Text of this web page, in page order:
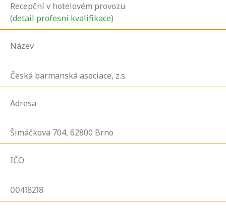
Recepční v hotelovém provozu
(detail profesní kvalifikace)
Název
Česká barmanská asociace, z.s.
Adresa
Šimáčkova 704, 62800 Brno
IČO
00418218